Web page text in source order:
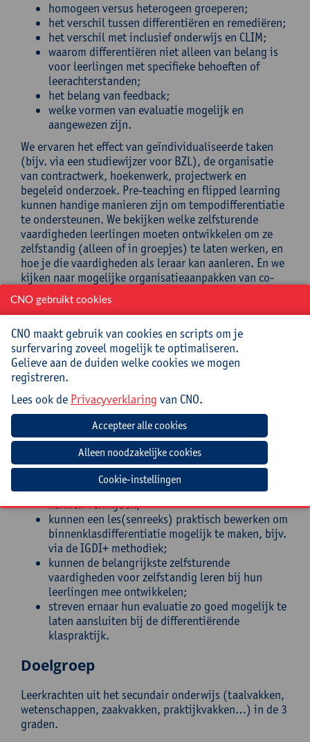
homogeen versus heterogeen groeperen;
het verschil tussen differentiëren en remediëren;
het verschil met inclusief onderwijs en CLIM;
waarom differentiëren niet alleen van belang is
voor leerlingen met specifieke behoeften of
leerachterstanden;
het belang van feedback;
welke vormen van evaluatie mogelijk en
aangewezen zijn.
We ervaren het effect van geïndividualiseerde taken
(bijv. via een studiewijzer voor BZL), de organisatie
van contractwerk, hoekenwerk, projectwerk en
begeleid onderzoek. Pre-teaching en flipped learning
kunnen handige manieren zijn om tempodifferentiatie
te ondersteunen. We bekijken welke zelfsturende
vaardigheden leerlingen moeten ontwikkelen om ze
zelfstandig (alleen of in groepjes) te laten werken, en
hoe je die vaardigheden als leraar kan aanleren. En we
kijken naar mogelijke organisatieaanpakken van co-
ademruimte te geven.
Doelstellingen
De deelnemers:
meerwaarde kan betekenen in hun klassen;
weten dat differentiëren geen techniek is, maar
een basishouding;
hebben inzicht in de manieren waarop ze kunnen
differentiëren (leerlingkenmerken,
leeromgeving);
weten hoe ze contraproductieve valkuilen
kunnen vermijden;
kunnen een les(senreeks) praktisch bewerken om
binnenklasdifferentiatie mogelijk te maken, bijv.
via de IGDI+ methodiek;
kunnen de belangrijkste zelfsturende
vaardigheden voor zelfstandig leren bij hun
leerlingen mee ontwikkelen;
streven ernaar hun evaluatie zo goed mogelijk te
laten aansluiten bij de differentiërende
klaspraktijk.
Doelgroep
Leerkrachten uit het secundair onderwijs (taalvakken,
wetenschappen, zaakvakken, praktijkvakken…) in de 3
graden.
CNO gebruikt cookies
CNO maakt gebruik van cookies en scripts om je
surfervaring zoveel mogelijk te optimaliseren.
Gelieve aan de duiden welke cookies we mogen
registreren.
Lees ook de Privacyverklaring van CNO.
Cookie-instellingen